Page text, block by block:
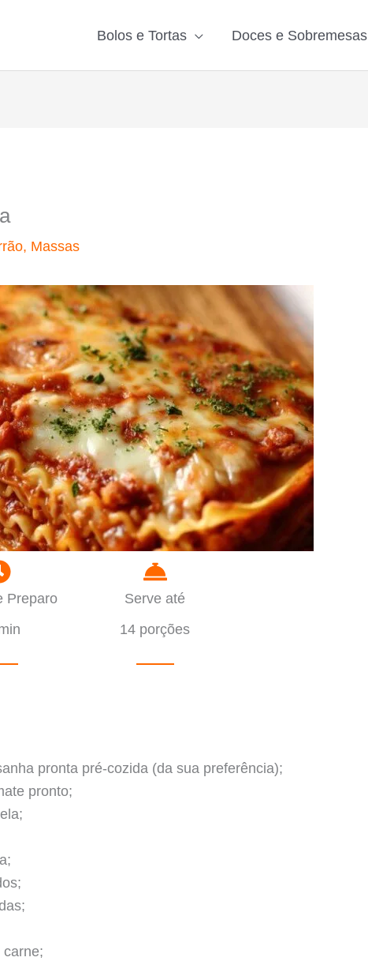
Bolos e Tortas Doces e Sobremesas
, Massas
Preparo
Serve até
14 porções
pronta pré-cozida (da sua preferência);
pronto;
carne;